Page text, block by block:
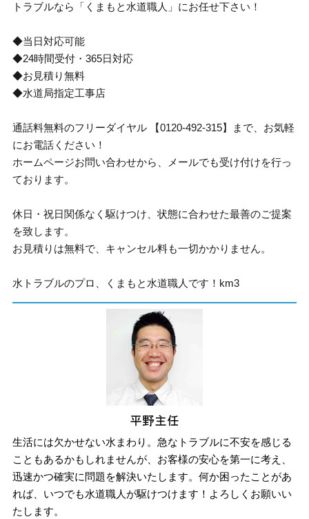
トラブルなら「くまもと水道職人」にお任せ下さい！
◆当日対応可能
◆24時間受付・365日対応
◆お見積り無料
◆水道局指定工事店
通話料無料のフリーダイヤル 【0120-492-315】まで、お気軽
にお電話ください！
ホームページお問い合わせから、メールでも受け付けを行っ
ております。
休日・祝日関係なく駆けつけ、状態に合わせた最善のご提案
を致します。
お見積りは無料で、キャンセル料も一切かかりません。
水トラブルのプロ、くまもと水道職人です！km3
生活には欠かせない水まわり。急なトラブルに不安を感じる
こともあるかもしれませんが、お客様の安心を第一に考え、
迅速かつ確実に問題を解決いたします。何か困ったことがあ
れば、いつでも水道職人が駆けつけます！よろしくお願いい
たします。